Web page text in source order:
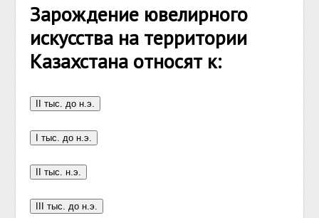
Зарождение ювелирного
искусства на территории
Казахстана относят к: